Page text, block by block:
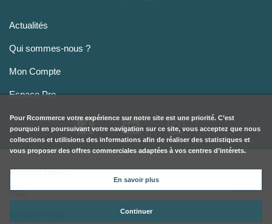
Actualités
Qui sommes-nous ?
Mon Compte
Espace Pro
Mentions Légales
CGU
Pour Rcommerce votre expérience sur notre site est une priorité. C’est
pourquoi en poursuivant votre navigation sur ce site, vous acceptez que nous
collections et utilisions des informations afin de réaliser des statistiques et
vous proposer des offres commerciales adaptées à vos centres d’intérets.
En savoir plus
Continuer